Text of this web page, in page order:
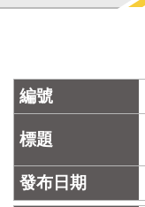
市
門
牌
合
索
系